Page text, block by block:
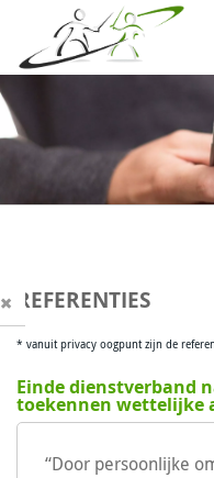
REFERENTIES
* vanuit privacy oogpunt zijn de
Einde dienstverband
toekennen wettelijke
“Door persoonlijke